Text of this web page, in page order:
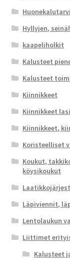
Hyllyjen,
kaapeliholkit
Kalusteet
Kalusteet
Kiinnikkeet
Kiinnikkeet
Kiinnikkeet,
Koristeelliset
Koukut,
köysikoukut
Läpiviennit,
Lentolaukun
Liittimet
Kalusteet